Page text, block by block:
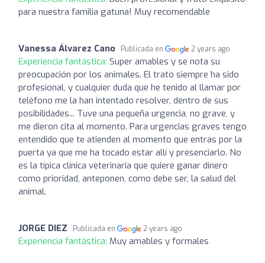
para nuestra familia gatuna! Muy recomendable
Vanessa Álvarez Cano Publicada en 2 years ago
Experiencia fantástica: Super amables y se nota su
preocupación por los animales. El trato siempre ha sido
profesional, y cualquier duda que he tenido al llamar por
teléfono me la han intentado resolver, dentro de sus
posibilidades... Tuve una pequeña urgencia, no grave, y
me dieron cita al momento. Para urgencias graves tengo
entendido que te atienden al momento que entras por la
puerta ya que me ha tocado estar allí y presenciarlo. No
es la típica clínica veterinaria que quiere ganar dinero
como prioridad, anteponen, como debe ser, la salud del
animal.
JORGE DIEZ Publicada en 2 years ago
Experiencia fantástica: Muy amables y formales